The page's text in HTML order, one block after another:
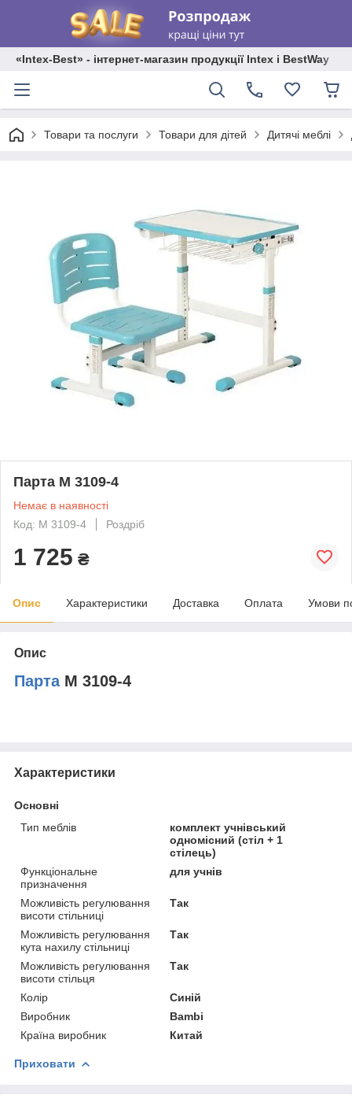
«Intex-Best» - інтернет-магазин продукції Intex і BestWay
Товари та послуги Товари для дітей Дитячі меблі
Парта M 3109-4
Немає в наявності
Код: M 3109-4
Роздріб
1 725 ₴
Опис Характеристики Доставка Оплата Умови
Опис
ПартаM 3109-4
Характеристики
Основні
Тип меблів
комплект учнівський
одномісний (стіл + 1
стілець)
Функціональне
призначення
для учнів
Можливість регулювання
висоти стільниці
Так
Можливість регулювання
кута нахилу стільниці
Так
Можливість регулювання
висоти стільця
Так
Колір
Синій
Виробник
Bambi
Країна виробник
Китай
Приховати